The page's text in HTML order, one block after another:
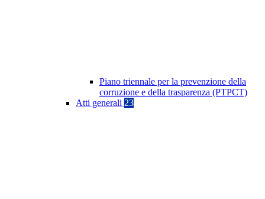
Piano triennale per la prevenzione della
corruzione e della trasparenza (PTPCT)
Atti generali 23